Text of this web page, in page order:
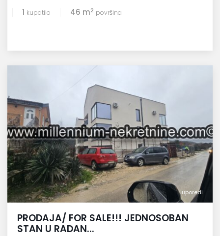
1 kupatilo 46 m2 površina
uporedi
PRODAJA/ FOR SALE!!! JEDNOSOBAN
STAN U RADAN...